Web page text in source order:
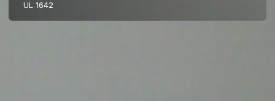
UL 1642